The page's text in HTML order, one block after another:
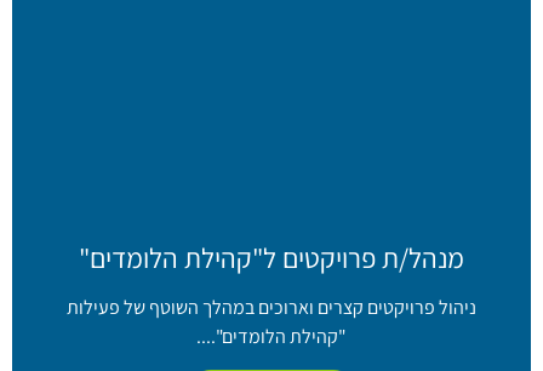
מנהל/ת פרויקטים ל"קהילת הלומדים"
ניהול פרויקטים קצרים וארוכים במהלך השוטף של פעילות
"קהילת הלומדים"....